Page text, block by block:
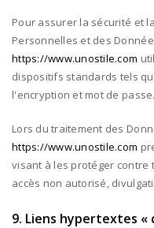
Pour assurer la sécurité et
Personnelles et des
https://www.unostile.com
dispositifs standards tels
l'encryption et mot de passe.
Lors du traitement des
https://www.unostile.com
visant à les protéger contre
accès non autorisé,
9. Liens hypertextes «